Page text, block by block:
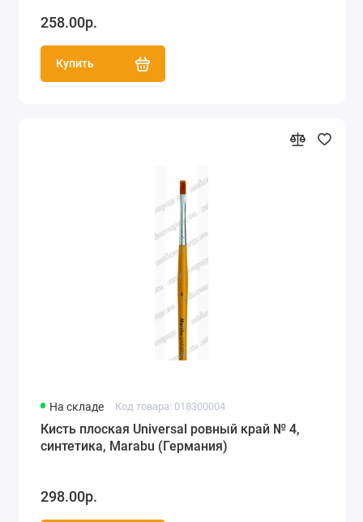
258.00р.
Купить
На складе Код товара: 018300004
Кисть плоская Universal ровный край № 4,
синтетика, Marabu (Германия)
298.00р.